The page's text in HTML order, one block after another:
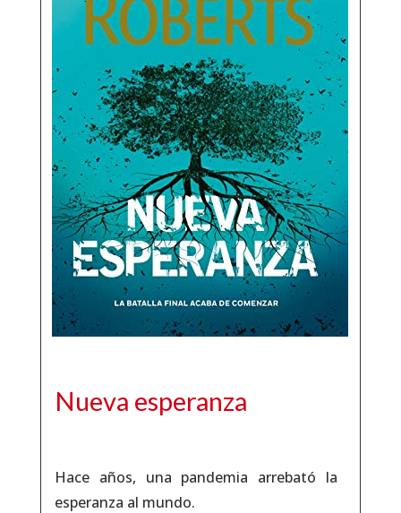
Nueva esperanza
Hace años, una pandemia arrebató la
esperanza al mundo.